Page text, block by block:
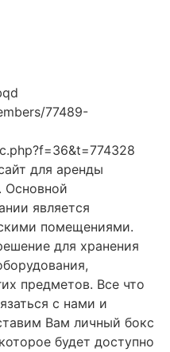
77489-
для аренды
Основной
является
помещениями.
для хранения
предметов. Все что
с нами и
Вам личный бокс
будет доступно